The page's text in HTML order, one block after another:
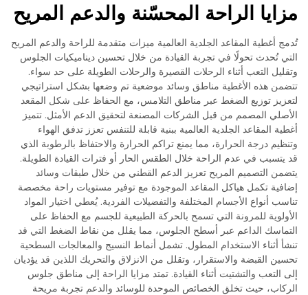
مزايا الراحة المحسّنة والدعم المريح
تُدمج أغطية المقاعد الجلدية العالمية ميزات متقدمة للراحة والدعم المريح
التي تُحدث تحولًا في تجربة القيادة من خلال تحسين ديناميكيات الجلوس
وتقليل التعب أثناء الرحلات القصيرة والرحلات الطويلة على حد سواء.
تتضمن هذه الأغطية مناطق وسائد موضعية تم وضعها بشكل استراتيجي
لتعزيز توزيع الضغط عبر مناطق التلامس، مع الحفاظ على شكل المقعد
الأصلي المصمم من قبل الشركات المصنعة لتحقيق الدعم الأمثل. تتميز
أغطية المقاعد الجلدية العالمية ببنية قابلة للتنفس تعزز تدفق الهواء
وتنظيم درجة الحرارة، مما يمنع تراكم الحرارة والاحتفاظ بالرطوبة الذي
قد يتسبب في عدم الراحة خلال الطقس الحار أو فترات القيادة الطويلة.
يتضمن التصميم المريح تعزيز الدعم القطني من خلال طبقات وسائد
إضافية تكمل هياكل المقاعد الموجودة مع توفير مستويات راحة مخصصة
تناسب أنواع الأجسام المختلفة والتفضيلات الفردية. يُعطي اختيار المواد
الأولوية للمرونة التي تسمح بالحركة الطبيعية للجسم مع الحفاظ على
التماسك الداعم عبر أسطح الجلوس، مما يقلل من نقاط الضغط التي قد
تنشأ أثناء الاستخدام المطول. تشمل أنماط النسيج والمعالجات السطحية
تحسين القبضة والاستقرار، وتقلل من الانزلاق والتحريك اللذين قد يؤديان
إلى التعب والتشتيت أثناء القيادة. تمتد مزايا الراحة إلى مناطق جلوس
الركاب، حيث تخلق الخصائص الموحدة للوسائد والدعم تجربة مريحة